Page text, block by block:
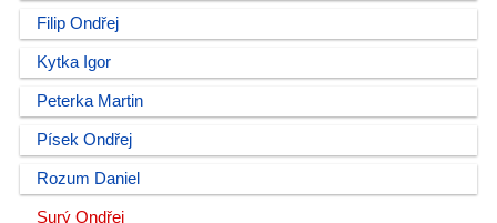
Filip Ondřej
Kytka Igor
Peterka Martin
Písek Ondřej
Rozum Daniel
Surý Ondřej